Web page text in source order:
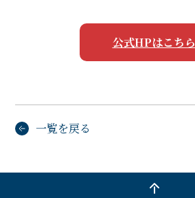
公式HPはこちら
一覧を戻る